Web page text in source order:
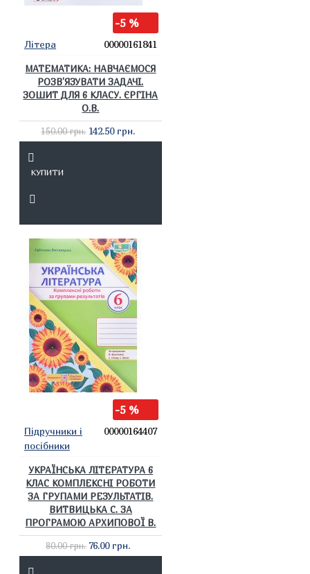
-5 %
Літера 00000161841
МАТЕМАТИКА: НАВЧАЄМОСЯ
РОЗВ'ЯЗУВАТИ ЗАДАЧІ.
ЗОШИТ ДЛЯ 6 КЛАСУ. ЄРГІНА
О.В.
150.00 грн. 142.50 грн.
КУПИТИ
-5 %
Підручники і
посібники
00000164407
УКРАЇНСЬКА ЛІТЕРАТУРА 6
КЛАС КОМПЛЕКСНІ РОБОТИ
ЗА ГРУПАМИ РЕЗУЛЬТАТІВ.
ВИТВИЦЬКА С. ЗА
ПРОГРАМОЮ АРХИПОВОЇ В.
80.00 грн. 76.00 грн.